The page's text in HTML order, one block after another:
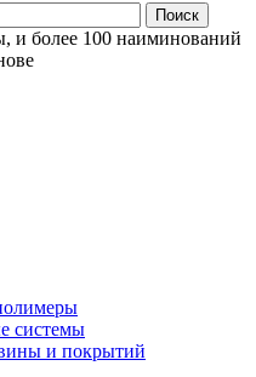
Поиск
и более 100 наиминований
системы
и покрытий